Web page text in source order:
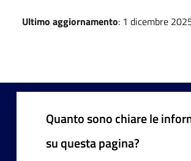
Ultimo aggiornamento: 1 dicembre
Quanto sono chiare le
su questa pagina?